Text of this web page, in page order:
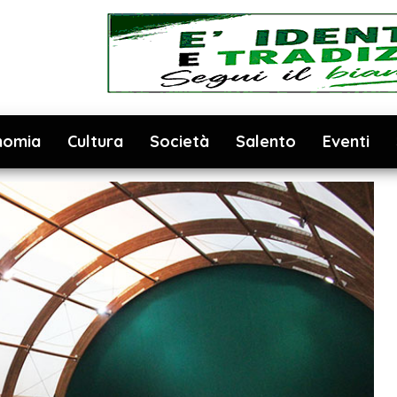
Cultura Società Salento Eventi